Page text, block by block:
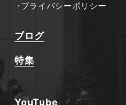
プライバシーポリシー
ブログ
特集
YouTube